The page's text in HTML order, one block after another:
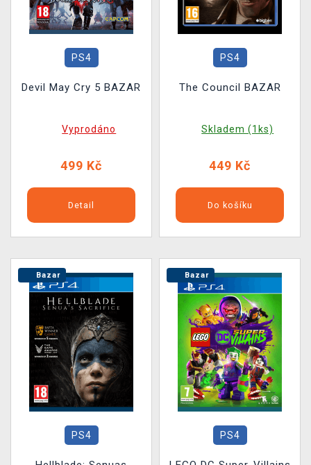
PS4
Devil May Cry 5 BAZAR
Vyprodáno
499 Kč
Detail
PS4
The Council BAZAR
Skladem (1ks)
449 Kč
Do košíku
Bazar
PS4
Bazar
PS4